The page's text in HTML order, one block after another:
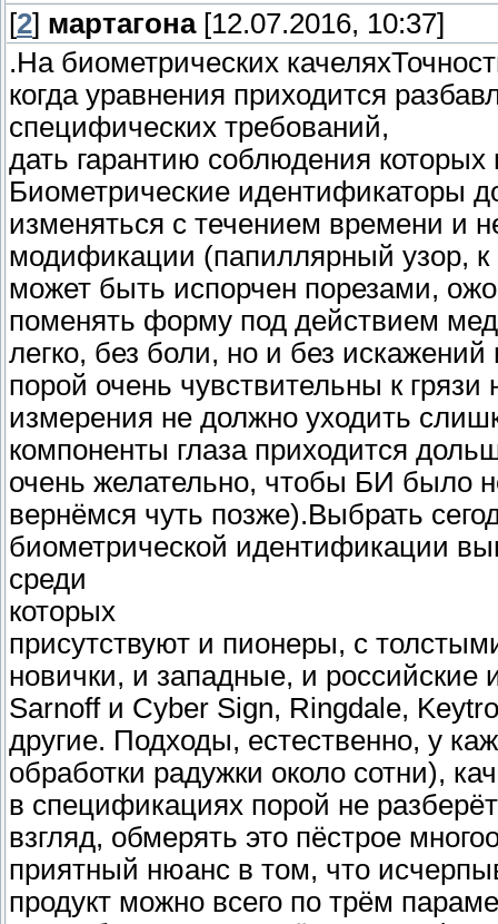
[2] мартагона[12.07.2016, 10:37]
.На биометрических
когда уравнения приходится
специфических требований,
дать гарантию соблюдения
Биометрические идентификаторы
изменяться с течением времени и
модификации (папиллярный узор, к
может быть испорчен порезами,
поменять форму под действием
легко, без боли, но и без
порой очень чувствительны к
измерения не должно уходить
компоненты глаза приходится
очень желательно, чтобы БИ было
вернёмся чуть позже).Выбрать
биометрической идентификации
среди
которых
присутствуют и пионеры, с
новички, и западные, и российские
Sarnoff и Cyber Sign, Ringdale,
другие. Подходы, естественно, у
обработки радужки около сотни),
в спецификациях порой не
взгляд, обмерять это пёстрое
приятный нюанс в том, что
продукт можно всего по трём